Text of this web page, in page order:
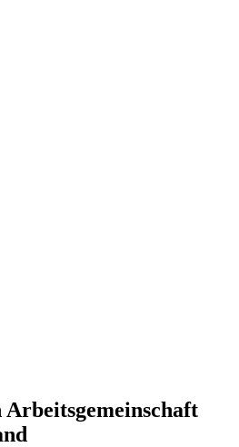
Arbeitsgemeinschaft